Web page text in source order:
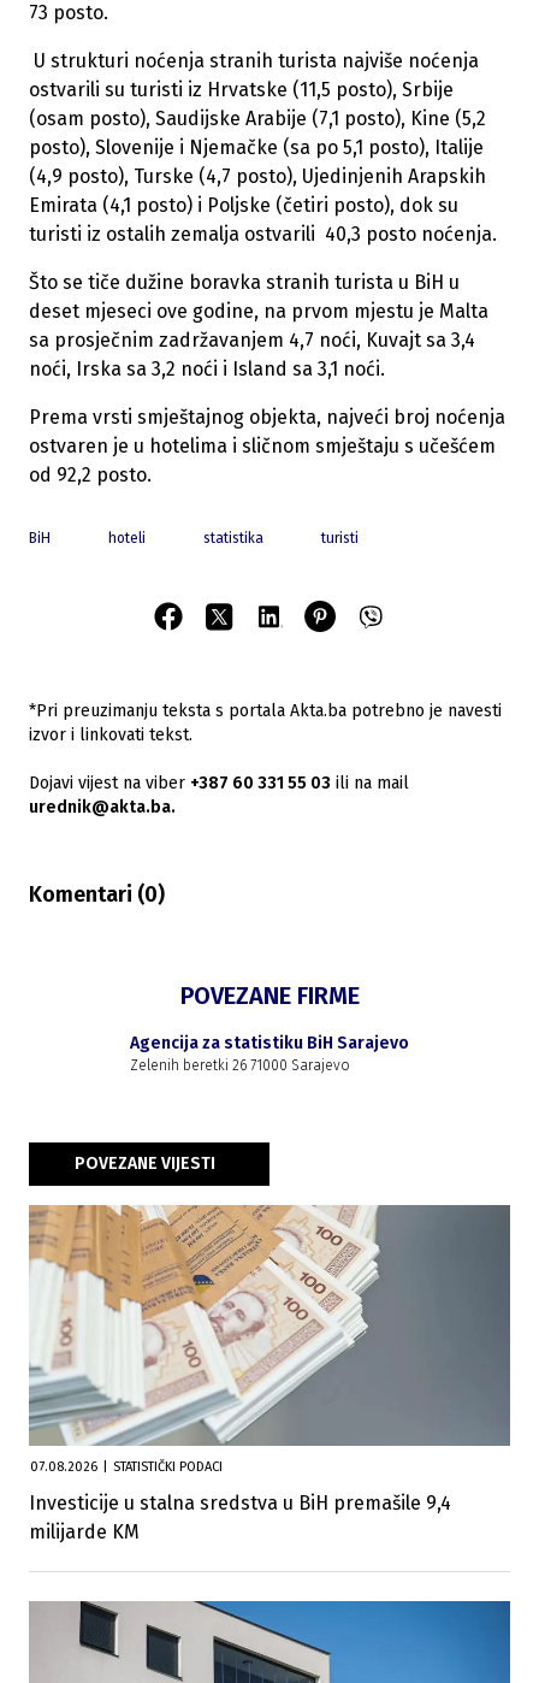
73 posto.
U strukturi noćenja stranih turista najviše noćenja
ostvarili su turisti iz Hrvatske (11,5 posto), Srbije
(osam posto), Saudijske Arabije (7,1 posto), Kine (5,2
posto), Slovenije i Njemačke (sa po 5,1 posto), Italije
(4,9 posto), Turske (4,7 posto), Ujedinjenih Arapskih
Emirata (4,1 posto) i Poljske (četiri posto), dok su
turisti iz ostalih zemalja ostvarili 40,3 posto noćenja.
Što se tiče dužine boravka stranih turista u BiH u
deset mjeseci ove godine, na prvom mjestu je Malta
sa prosječnim zadržavanjem 4,7 noći, Kuvajt sa 3,4
noći, Irska sa 3,2 noći i Island sa 3,1 noći.
Prema vrsti smještajnog objekta, najveći broj noćenja
ostvaren je u hotelima i sličnom smještaju s učešćem
od 92,2 posto.
BiH hoteli statistika turisti
*Pri preuzimanju teksta s portala Akta.ba potrebno je navesti
izvor i linkovati tekst.
Dojavi vijest na viber +387 60 331 55 03 ili na mail
urednik@akta.ba.
Komentari (0)
POVEZANE FIRME
Agencija za statistiku BiH Sarajevo
Zelenih beretki 26 71000 Sarajevo
POVEZANE VIJESTI
07.08.2026 STATISTIČKI PODACI
Investicije u stalna sredstva u BiH premašile 9,4
milijarde KM